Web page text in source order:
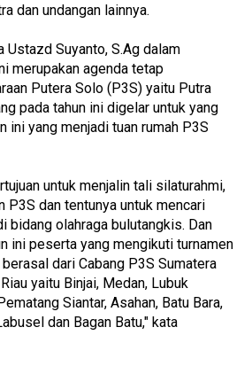
dan undangan lainnya.
Ustazd Suyanto, S.Ag dalam
merupakan agenda tetap
Putera Solo (P3S) yaitu Putra
pada tahun ini digelar untuk yang
ini yang menjadi tuan rumah P3S
untuk menjalin tali silaturahmi,
P3S dan tentunya untuk mencari
bidang olahraga bulutangkis. Dan
ini peserta yang mengikuti turnamen
dari Cabang P3S Sumatera
yaitu Binjai, Medan, Lubuk
Siantar, Asahan, Batu Bara,
dan Bagan Batu," kata